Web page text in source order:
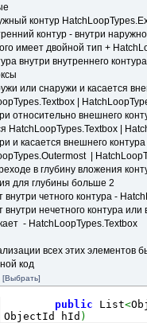
plane, vector);
6)
DeleteObj(LoopCurve);
List<ObjectId> {
4)
5)
точки пересечения
(
(cits.
( int j = 0; j < cits.
если этой точки нет в
(!result. Contains(cits
result.Add(cits.
контур
контур - внутри
имеет двойной тип +
внутри внутреннего
или снаружи и касается
|
относительно внешнего
HatchLoopTypes.Textbox |
и касается внешнего
|
в глубину вложения
для глубины больше 2
внутри четного контура -
внутри нечетного контура
- HatchLoopTypes.Textbox
всех этих
код
[Выбрать]
public List<
ObjectId hId )